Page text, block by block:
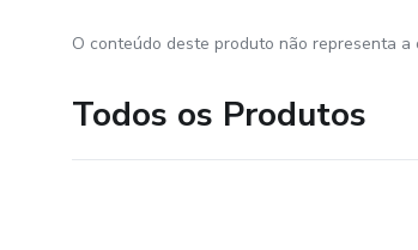
O conteúdo deste produto não representa
Todos os Produtos